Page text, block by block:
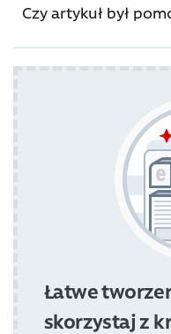
Czy artykuł był
Łatwe
skorzystaj z